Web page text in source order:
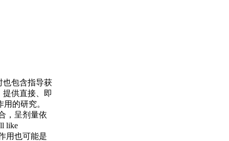
也包含指导获
供直接、即
的研究。
，呈剂量依
like
用也可能是